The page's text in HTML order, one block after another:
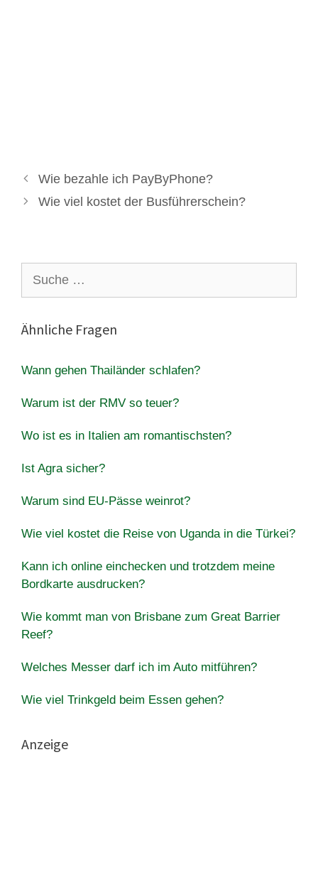
Wie bezahle ich PayByPhone?
Wie viel kostet der Busführerschein?
nach:
Ähnliche Fragen
Wann gehen Thailänder schlafen?
Warum ist der RMV so teuer?
Wo ist es in Italien am romantischsten?
Ist Agra sicher?
Warum sind EU-Pässe weinrot?
Wie viel kostet die Reise von Uganda in die Türkei?
Kann ich online einchecken und trotzdem meine
Bordkarte ausdrucken?
Wie kommt man von Brisbane zum Great Barrier
Reef?
Welches Messer darf ich im Auto mitführen?
Wie viel Trinkgeld beim Essen gehen?
Anzeige